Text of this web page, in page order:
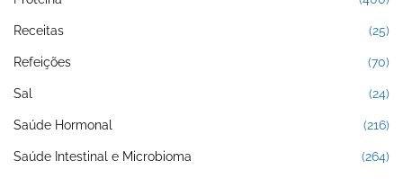
Receitas (25)
Refeições (70)
Sal (24)
Saúde Hormonal (216)
Saúde Intestinal e Microbioma (264)